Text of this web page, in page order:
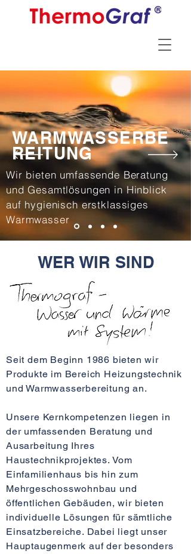
WER WIR SIND
Seit dem Beginn 1986 bieten wir
Produkte im Bereich Heizungstechnik
und Warmwasserbereitung an.
Unsere Kernkompetenzen liegen in
der umfassenden Beratung und
Ausarbeitung Ihres
Haustechnikprojektes. Vom
Einfamilienhaus bis hin zum
Mehrgeschosswohnbau und
öffentlichen Gebäuden, wir bieten
individuelle Lösungen für sämtliche
Einsatzbereiche. Dabei liegt unser
Hauptaugenmerk auf der besonders
WARMWASSERBE
REITUNG
Wir bieten umfassende Beratung
und Gesamtlösungen in Hinblick
auf hygienisch erstklassiges
Warmwasser